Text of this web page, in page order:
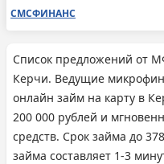
СМСФИНАНС
Список предложений от
Керчи. Ведущие
онлайн займ на карту в
200 000 рублей и
средств. Срок займа до
займа составляет 1-3